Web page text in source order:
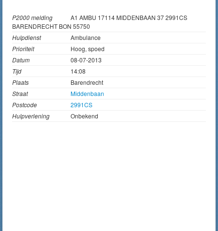
P2000 melding
A1 AMBU 17114 MIDDENBAAN 37 2991CS
BARENDRECHT BON 55750
Hulpdienst
Ambulance
Prioriteit
Hoog, spoed
Datum
08-07-2013
Tijd
14:08
Plaats
Barendrecht
Straat
Middenbaan
Postcode
2991CS
Hulpverlening
Onbekend